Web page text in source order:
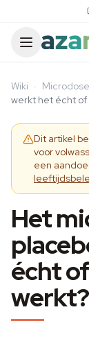
Wiki ·
werkt het écht
Dit artikel
voor
een
Het
écht
werkt?